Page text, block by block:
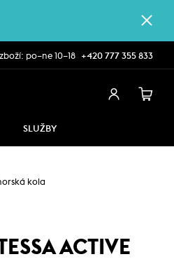
po–ne 10–18 +420 777 355 833
SLUŽBY
kola
ACTIVE